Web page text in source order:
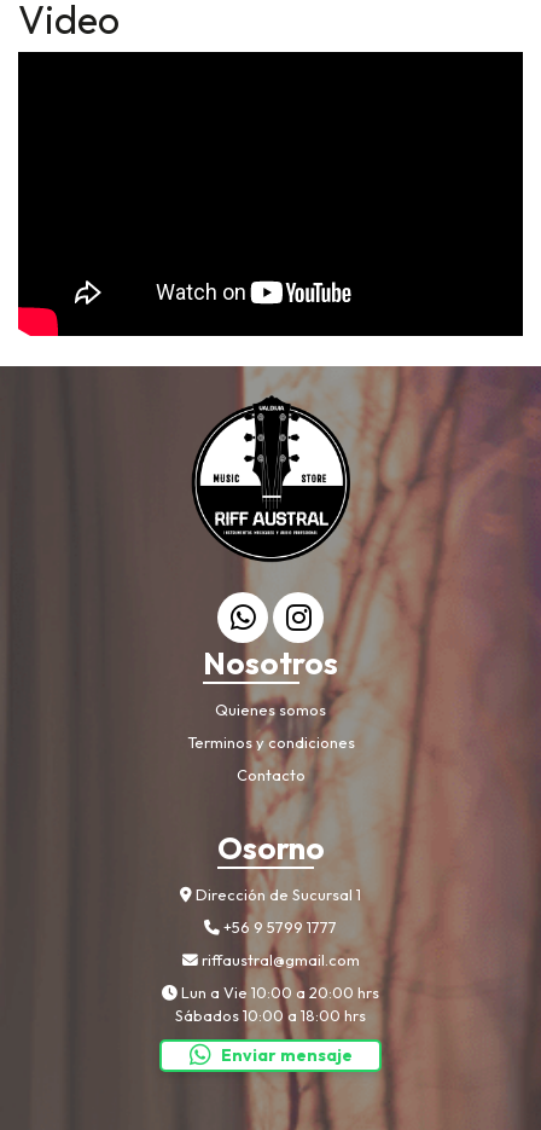
Video
Nosotros
Quienes somos
Terminos y condiciones
Contacto
Osorno
Dirección de Sucursal 1
+56 9 5799 1777
riffaustral@gmail.com
Lun a Vie 10:00 a 20:00 hrs
Sábados 10:00 a 18:00 hrs
Enviar mensaje